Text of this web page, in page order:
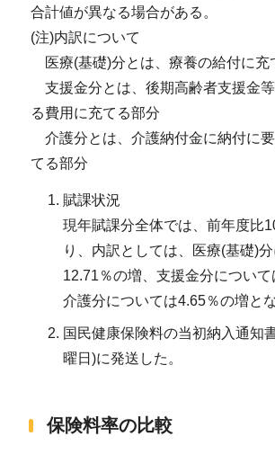
合計値が異なる場合がある。
(注)内訳について
医療(基礎)分とは、療養の給付に充
支援金分とは、後期高齢者支援金
る費用に充てる部分
介護分とは、介護納付金に納付に
てる部分
賦課状況
現年賦課分全体では、前年度比
り、内訳としては、医療(基礎)
12.71％の増、支援金分について
介護分については4.65％の増とな
国民健康保険料の当初納入通知
曜日)に発送した。
保険料率の比較